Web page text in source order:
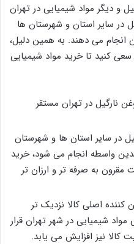
و دیگر مواد شیمیایی در تهران
در سایر استان و شهرستان ها
انجام می دهند. به همین دلیل،
کنید تا خرید مواد شیمیایی
نارگیل در تهران مستقر
در سایر استان ها و شهرستان
واسطه انجام می شود، خرید
مقرون به صرفه تر و ارزان تر
کننده اصلی کالا نزدیک تر
شیمیایی در شهر تهران قرار
کالا نیز افزایش می یابد.